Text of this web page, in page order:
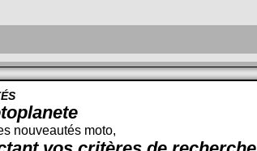
cc -
nouveautés moto,